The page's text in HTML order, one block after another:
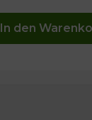
In den